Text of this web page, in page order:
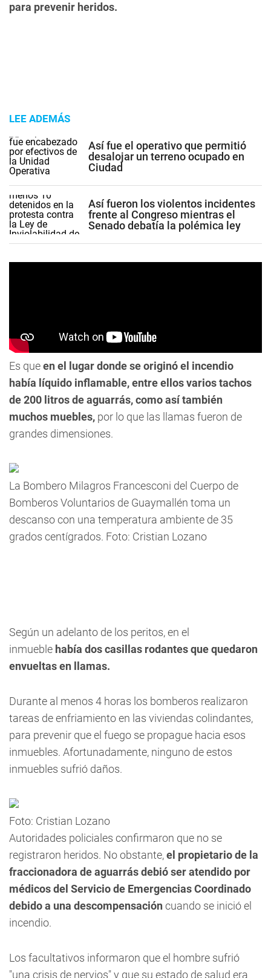
para prevenir heridos.
LEE ADEMÁS
Así fue el operativo que permitió
desalojar un terreno ocupado en
Ciudad
Así fueron los violentos incidentes
frente al Congreso mientras el
Senado debatía la polémica ley
Es queen el lugar donde se originó el incendio
había líquido inflamable, entre ellos varios tachos
de 200 litros de aguarrás, como así también
muchos muebles, por lo que las llamas fueron de
grandes dimensiones.
La Bombero Milagros Francesconi del Cuerpo de
Bomberos Voluntarios de Guaymallén toma un
descanso con una temperatura ambiente de 35
grados centígrados. Foto: Cristian Lozano
Según un adelanto de los peritos, en el
inmueble había dos casillas rodantes que quedaron
envueltas en llamas.
Durante al menos 4 horas los bomberos realizaron
tareas de enfriamiento en las viviendas colindantes,
para prevenir que el fuego se propague hacia esos
inmuebles. Afortunadamente, ninguno de estos
inmuebles sufrió daños.
Foto: Cristian Lozano
Autoridades policiales confirmaron que no se
registraron heridos. No obstante,el propietario de la
fraccionadora de aguarrás debió ser atendido por
médicos del Servicio de Emergencias Coordinado
debido a una descompensación cuando se inició el
incendio.
Los facultativos informaron que el hombre sufrió
"una crisis de nervios" y que su estado de salud era